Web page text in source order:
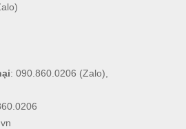
: 090.860.0206 (Zalo),